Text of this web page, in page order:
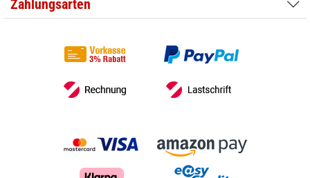
Zahlungsarten